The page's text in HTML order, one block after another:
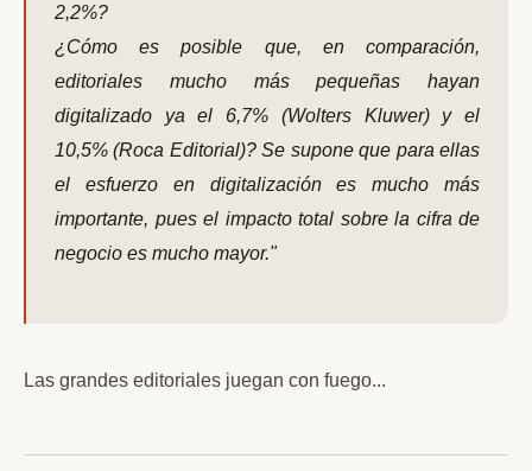
2,2%?
¿Cómo es posible que, en comparación,
editoriales mucho más pequeñas hayan
digitalizado ya el 6,7% (Wolters Kluwer) y el
10,5% (Roca Editorial)? Se supone que para ellas
el esfuerzo en digitalización es mucho más
importante, pues el impacto total sobre la cifra de
negocio es mucho mayor."
Las grandes editoriales juegan con fuego...